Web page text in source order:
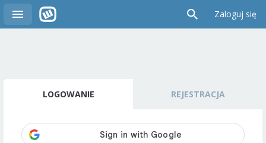
Zaloguj się
LOGOWANIE REJESTRACJA